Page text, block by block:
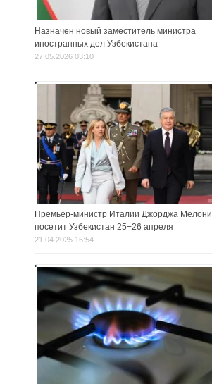
Назначен новый заместитель министра
иностранных дел Узбекистана
27.05.2026 03:10
Премьер-министр Италии Джорджа Мелони
посетит Узбекистан 25−26 апреля
21.04.2025 16:54